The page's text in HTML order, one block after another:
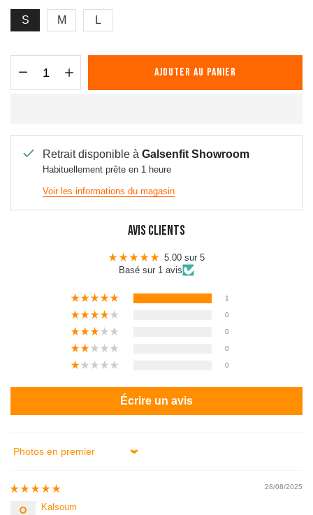
S M L
AJOUTER AU PANIER
Retrait disponible à Galsenfit Showroom
Habituellement prête en 1 heure
Voir les informations du magasin
Avis Clients
5.00 sur 5
Basé sur 1 avis
1
0
0
0
0
Écrire un avis
Sort by
28/08/2025
Kalsoum